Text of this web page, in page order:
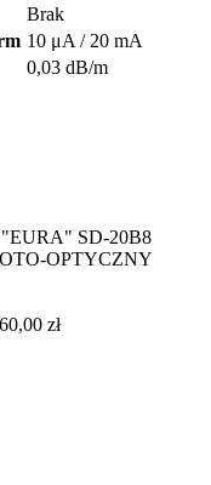
Brak
10 μA / 20 mA
0,03 dB/m
SD-20B8
OPTYCZNY
60,00 zł